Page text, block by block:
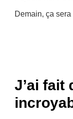
Demain, ça
J’ai fait